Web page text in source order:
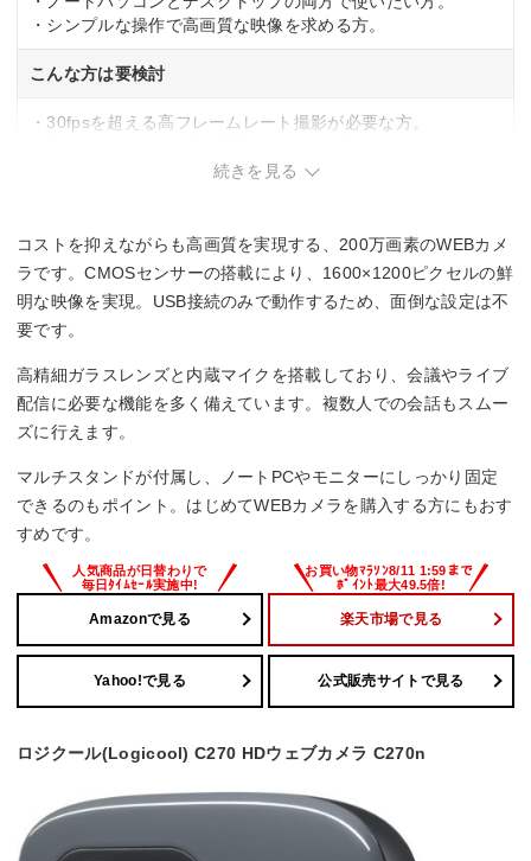
なし
幅x高さx奥行
60x39x52.3 mm
・シンプルな操作で高画質な映像を求める方。
こんな方は要検討
・30fpsを超える高フレームレート撮影が必要な方。
続きを見る
コストを抑えながらも高画質を実現する、200万画素のWEBカメ
ラです。CMOSセンサーの搭載により、1600×1200ピクセルの鮮
明な映像を実現。USB接続のみで動作するため、面倒な設定は不
要です。
高精細ガラスレンズと内蔵マイクを搭載しており、会議やライブ
配信に必要な機能を多く備えています。複数人での会話もスムー
ズに行えます。
マルチスタンドが付属し、ノートPCやモニターにしっかり固定
できるのもポイント。はじめてWEBカメラを購入する方にもおす
すめです。
Amazonで見る 楽天市場で見る
Yahoo!で見る 公式販売サイトで見る
ロジクール(Logicool) C270 HDウェブカメラ C270n